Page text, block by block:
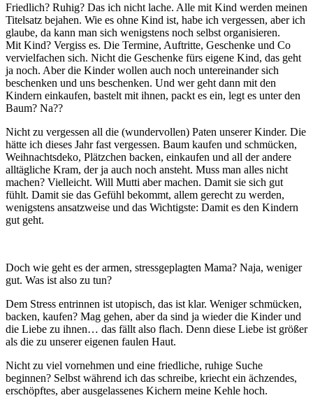
Friedlich? Ruhig? Das ich nicht lache. Alle mit Kind werden meinen
Titelsatz bejahen. Wie es ohne Kind ist, habe ich vergessen, aber ich
glaube, da kann man sich wenigstens noch selbst organisieren.
Mit Kind? Vergiss es. Die Termine, Auftritte, Geschenke und Co
vervielfachen sich. Nicht die Geschenke fürs eigene Kind, das geht
ja noch. Aber die Kinder wollen auch noch untereinander sich
beschenken und uns beschenken. Und wer geht dann mit den
Kindern einkaufen, bastelt mit ihnen, packt es ein, legt es unter den
Baum? Na??
Nicht zu vergessen all die (wundervollen) Paten unserer Kinder. Die
hätte ich dieses Jahr fast vergessen. Baum kaufen und schmücken,
Weihnachtsdeko, Plätzchen backen, einkaufen und all der andere
alltägliche Kram, der ja auch noch ansteht. Muss man alles nicht
machen? Vielleicht. Will Mutti aber machen. Damit sie sich gut
fühlt. Damit sie das Gefühl bekommt, allem gerecht zu werden,
wenigstens ansatzweise und das Wichtigste: Damit es den Kindern
gut geht.
Doch wie geht es der armen, stressgeplagten Mama? Naja, weniger
gut. Was ist also zu tun?
Dem Stress entrinnen ist utopisch, das ist klar. Weniger schmücken,
backen, kaufen? Mag gehen, aber da sind ja wieder die Kinder und
die Liebe zu ihnen… das fällt also flach. Denn diese Liebe ist größer
als die zu unserer eigenen faulen Haut.
Nicht zu viel vornehmen und eine friedliche, ruhige Suche
beginnen? Selbst während ich das schreibe, kriecht ein ächzendes,
erschöpftes, aber ausgelassenes Kichern meine Kehle hoch.